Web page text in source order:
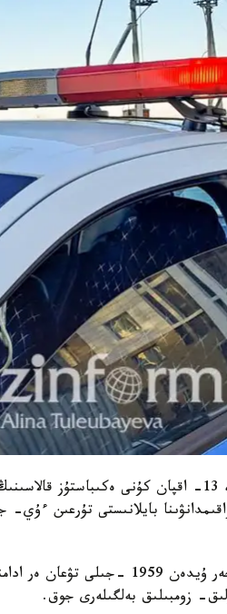
سايتتاعى مالىمەتتەرگە قاراعاندا، 13- اقپان
بايلانىستى تۇرعىن
زومبىلىق بەلگىلەرى جوق.